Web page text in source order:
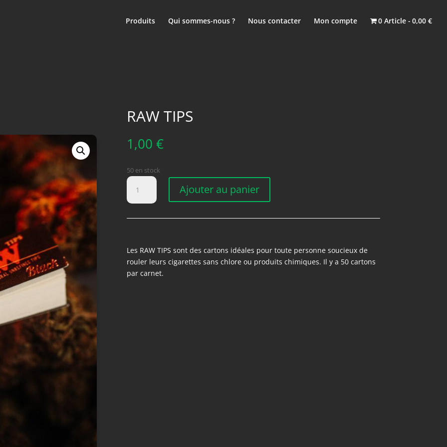
Produits Qui sommes-nous ? Nous contacter Mon compte 0 Article 0,00 €
RAW TIPS
1,00 €
50 en stock
quantité
RAW
Ajouter au panier
Les RAW TIPS sont des cartons idéales pour toute personne soucieux de
rouler leurs cigarettes sans chlore ou produits chimiques. Il y a 50 cartons
par carnet.